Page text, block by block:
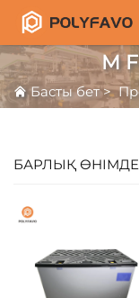
M
Басты бет>
БАРЛЫҚ